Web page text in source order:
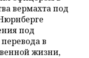
вермахта под
под
в
жизни,